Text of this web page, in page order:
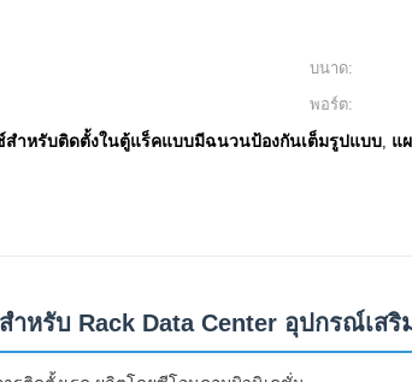
บนาด:
พอร์ต:
สำหรับติดตั้งในตู้แร็คแบบมีฉนวนป้องกันเต็มรูปแบบ, แ
หรับ Rack Data Center อุปกรณ์เสริ